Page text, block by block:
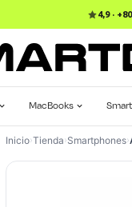
4,9 ·
MacBooks
Inicio›Tienda›Smartphones›